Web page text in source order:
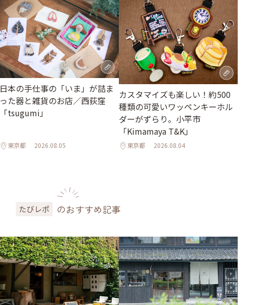
日本の手仕事の「いま」が詰ま
った器と雑貨のお店／西荻窪
「tsugumi」
東京都 2026.08.05
カスタマイズも楽しい！約500
種類の可愛いワッペンキーホル
ダーがずらり。小平市
「Kimamaya T&K」
東京都 2026.08.04
たびレポ のおすすめ記事